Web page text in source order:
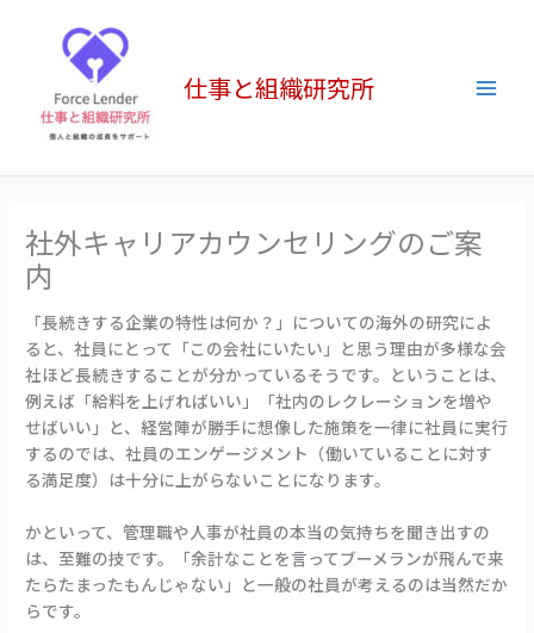
プ
仕事と組織研究所
社外キャリアカウンセリングのご案
内
「長続きする企業の特性は何か？」についての海外の研究によ
ると、社員にとって「この会社にいたい」と思う理由が多様な会
社ほど長続きすることが分かっているそうです。ということは、
例えば「給料を上げればいい」「社内のレクレーションを増や
せばいい」と、経営陣が勝手に想像した施策を一律に社員に実行
するのでは、社員のエンゲージメント（働いていることに対す
る満足度）は十分に上がらないことになります。
かといって、管理職や人事が社員の本当の気持ちを聞き出すの
は、至難の技です。「余計なことを言ってブーメランが飛んで来
たらたまったもんじゃない」と一般の社員が考えるのは当然だか
らです。